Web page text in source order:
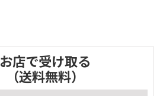
お店で受け取る
（送料無料）